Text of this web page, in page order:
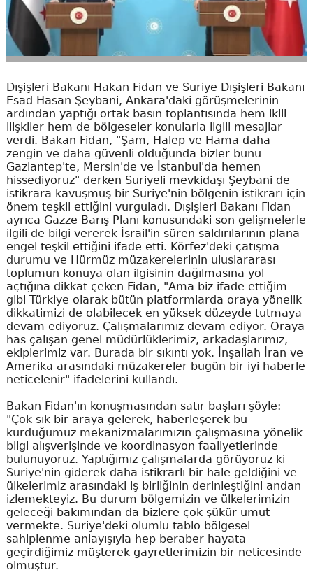
Dışişleri Bakanı Hakan Fidan ve Suriye Dışişleri Bakanı
Esad Hasan Şeybani, Ankara'daki görüşmelerinin
ardından yaptığı ortak basın toplantısında hem ikili
ilişkiler hem de bölgeseler konularla ilgili mesajlar
verdi. Bakan Fidan, "Şam, Halep ve Hama daha
zengin ve daha güvenli olduğunda bizler bunu
Gaziantep'te, Mersin'de ve İstanbul'da hemen
hissediyoruz" derken Suriyeli mevkidaşı Şeybani de
istikrara kavuşmuş bir Suriye'nin bölgenin istikrarı için
önem teşkil ettiğini vurguladı. Dışişleri Bakanı Fidan
ayrıca Gazze Barış Planı konusundaki son gelişmelerle
ilgili de bilgi vererek İsrail'in süren saldırılarının plana
engel teşkil ettiğini ifade etti. Körfez'deki çatışma
durumu ve Hürmüz müzakerelerinin uluslararası
toplumun konuya olan ilgisinin dağılmasına yol
açtığına dikkat çeken Fidan, "Ama biz ifade ettiğim
gibi Türkiye olarak bütün platformlarda oraya yönelik
dikkatimizi de olabilecek en yüksek düzeyde tutmaya
devam ediyoruz. Çalışmalarımız devam ediyor. Oraya
has çalışan genel müdürlüklerimiz, arkadaşlarımız,
ekiplerimiz var. Burada bir sıkıntı yok. İnşallah İran ve
Amerika arasındaki müzakereler bugün bir iyi haberle
neticelenir" ifadelerini kullandı.
Bakan Fidan'ın konuşmasından satır başları şöyle:
"Çok sık bir araya gelerek, haberleşerek bu
kurduğumuz mekanizmalarımızın çalışmasına yönelik
bilgi alışverişinde ve koordinasyon faaliyetlerinde
bulunuyoruz. Yaptığımız çalışmalarda görüyoruz ki
Suriye'nin giderek daha istikrarlı bir hale geldiğini ve
ülkelerimiz arasındaki iş birliğinin derinleştiğini andan
izlemekteyiz. Bu durum bölgemizin ve ülkelerimizin
geleceği bakımından da bizlere çok şükür umut
vermekte. Suriye'deki olumlu tablo bölgesel
sahiplenme anlayışıyla hep beraber hayata
geçirdiğimiz müşterek gayretlerimizin bir neticesinde
olmuştur.